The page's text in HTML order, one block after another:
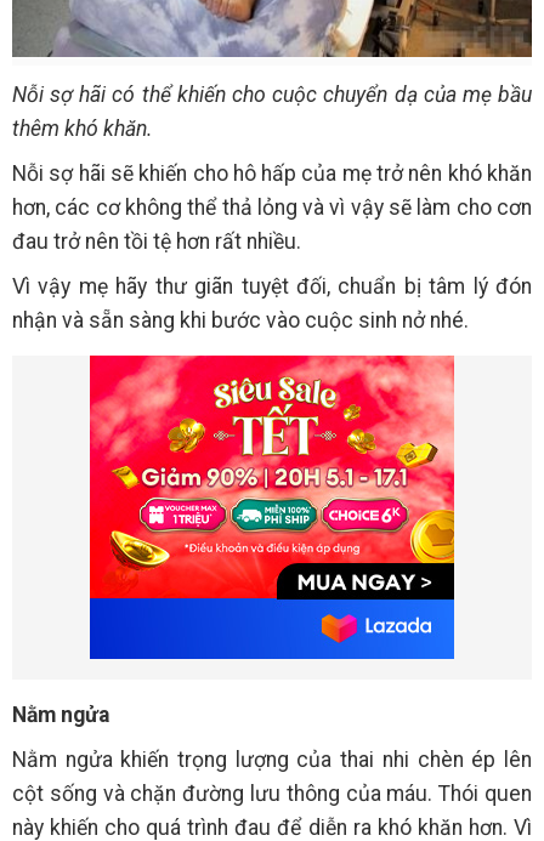
Nỗi sợ hãi có thể khiến cho cuộc chuyển dạ của mẹ bầu
thêm khó khăn.
Nỗi sợ hãi sẽ khiến cho hô hấp của mẹ trở nên khó khăn
hơn, các cơ không thể thả lỏng và vì vậy sẽ làm cho cơn
đau trở nên tồi tệ hơn rất nhiều.
Vì vậy mẹ hãy thư giãn tuyệt đối, chuẩn bị tâm lý đón
nhận và sẵn sàng khi bước vào cuộc sinh nở nhé.
Nằm ngửa
Nằm ngửa khiến trọng lượng của thai nhi chèn ép lên
cột sống và chặn đường lưu thông của máu. Thói quen
này khiến cho quá trình đau để diễn ra khó khăn hơn. Vì